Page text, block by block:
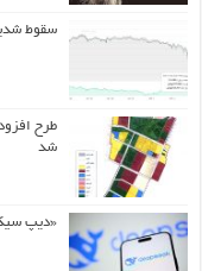
سقوط شدید بیت
طرح
شد
«دیپ